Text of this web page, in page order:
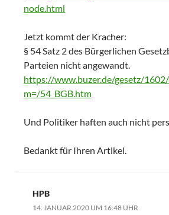
node.html
Jetzt kommt der Kracher:
§ 54 Satz 2 des Bürgerlichen
Parteien nicht angewandt.
https://www.buzer.de/gesetz/
m=/54_BGB.htm
Und Politiker haften auch nicht
Bedankt für Ihren Artikel.
HPB
14. JANUAR 2020 UM 16:48 UHR